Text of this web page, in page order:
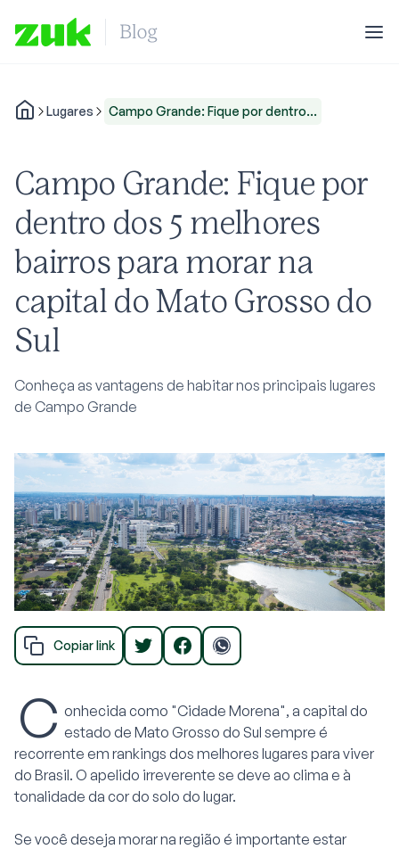
Lugares Campo Grande: Fique por dentro...
Campo Grande: Fique por
dentro dos 5 melhores
bairros para morar na
capital do Mato Grosso do
Sul
Conheça as vantagens de habitar nos principais lugares
de Campo Grande
Copiar link
C onhecida como "Cidade Morena", a capital do
estado de Mato Grosso do Sul sempre é
recorrente em rankings dos melhores lugares para viver
do Brasil. O apelido irreverente se deve ao clima e à
tonalidade da cor do solo do lugar.
Se você deseja morar na região é importante estar